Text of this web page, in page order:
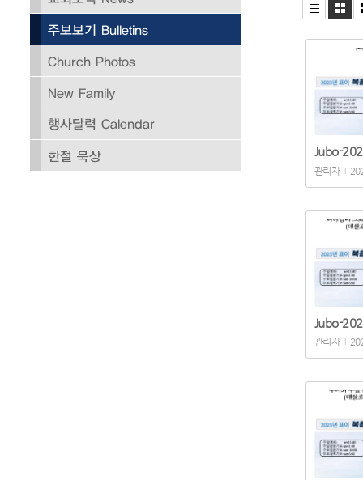
Jubo-
관리자
Jubo-
관리자